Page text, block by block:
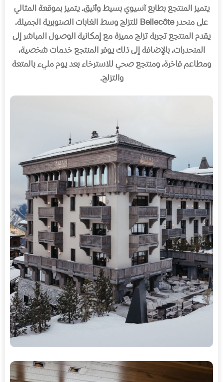
يتميز المنتجع بطابع آسيوي بسيط وأنيق. يتميز بموقعة المثالي
على منحدر Bellecôte للتزلج وسط الغابات الصنوبرية الجميلة.
يقدم المنتجع تجربة تزلج مميزة مع إمكانية الوصول المباشر إلى
المنحدرات، بالإضافة إلى ذلك يوفر المنتجع خدمات شخصية،
ومطاعم فاخرة، ومنتجع صحي للاسترخاء بعد يوم مليء بالمتعة
والتزلج.